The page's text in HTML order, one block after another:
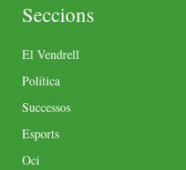
Seccions
El Vendrell
Política
Successos
Esports
Oci